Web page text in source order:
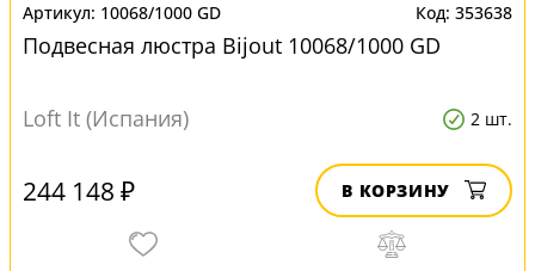
10068/1000 GD 353638
Подвесная люстра Bijout 10068/1000 GD
Loft It (Испания) 2 шт.
244 148 ₽ В КОРЗИНУ